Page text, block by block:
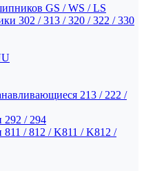
GS / WS / LS
302 / 313 / 320 / 322 / 330
213 / 222 /
/ 294
/ 812 / K811 / K812 /